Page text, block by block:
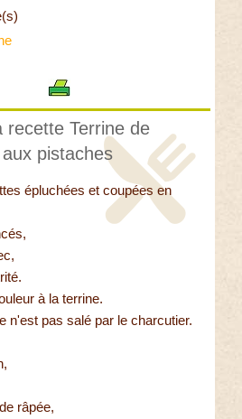
recette Terrine de
pistaches
épluchées et coupées en
à la terrine.
n'est pas salé par le charcutier.
râpée,